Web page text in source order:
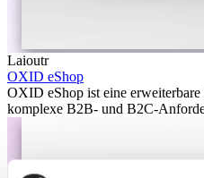
Laioutr
OXID eShop
OXID eShop ist eine
komplexe B2B- und B2C-